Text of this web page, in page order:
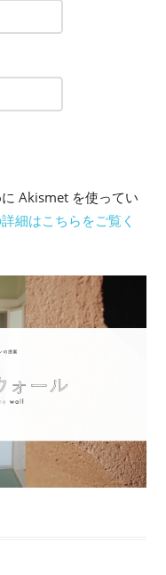
Akismet を使ってい
細はこちらをご覧く